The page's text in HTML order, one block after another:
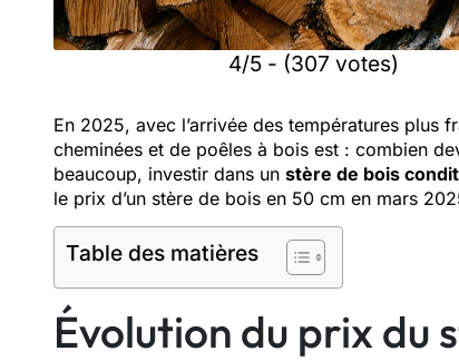
4/5 - (307 votes)
En 2025, avec l’arrivée des températures plus
cheminées et de poêles à bois est : combien
beaucoup, investir dans un stère de bois
le prix d’un stère de bois en 50 cm en mars
Table des matières
Évolution du prix du